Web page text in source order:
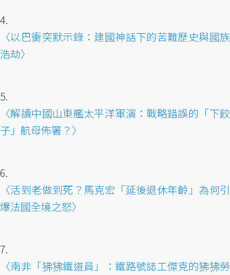
4.
〈以巴衝突默示錄：建國神話下的苦難歷史與國族
浩劫〉
5.
〈解讀中國山東艦太平洋軍演：戰略錯誤的「下餃
子」航母佈署？〉
6.
〈活到老做到死？馬克宏「延後退休年齡」為何引
爆法國全境之怒〉
7.
〈南非「狒狒鐵道員」：鐵路號誌工傑克的狒狒勞